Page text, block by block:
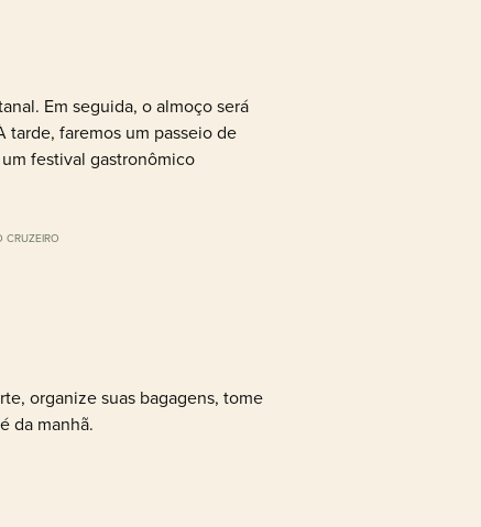
Em seguida, o almoço será
tarde, faremos um passeio de
festival gastronômico
CRUZEIRO
organize suas bagagens, tome
da manhã.